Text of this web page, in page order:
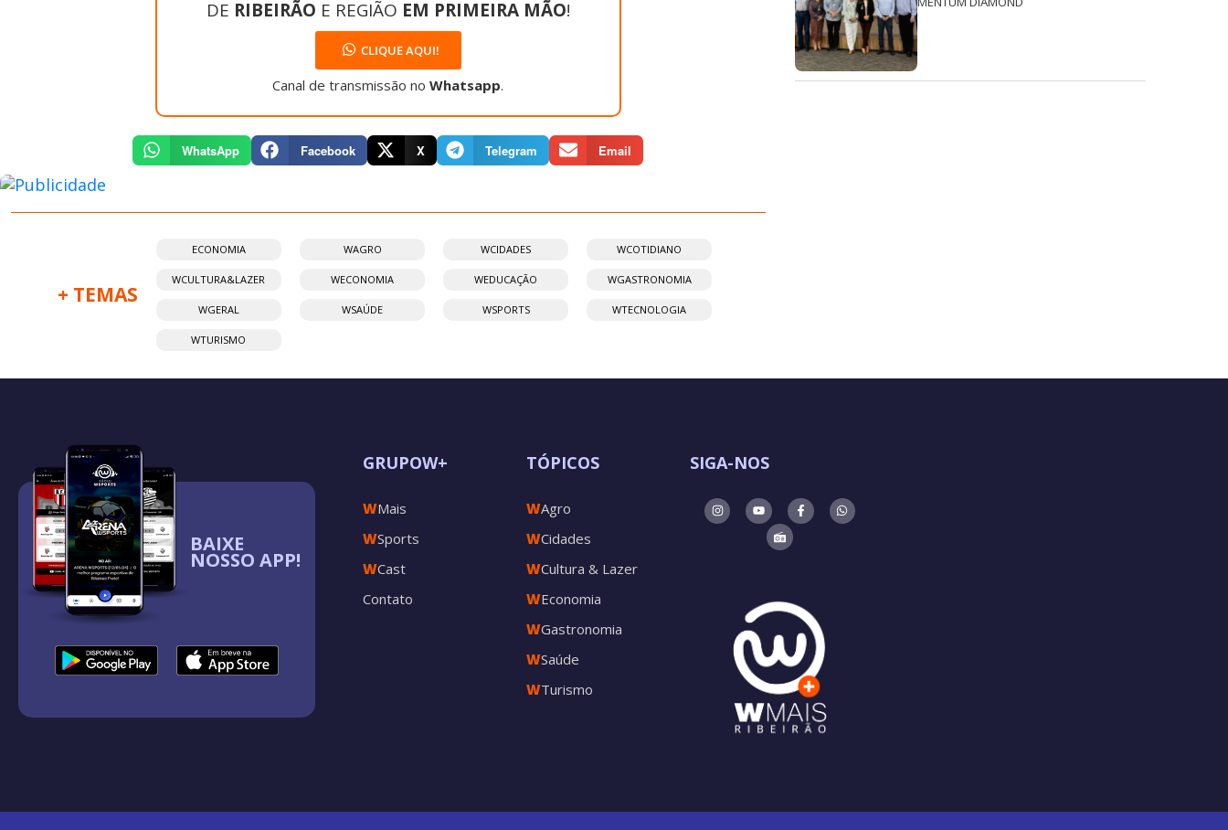
DE RIBEIRÃO E REGIÃO EM PRIMEIRA MÃO!
CLIQUE AQUI!
Canal de transmissão noWhatsapp.
WhatsApp Facebook X Telegram Email
+ TEMAS
ECONOMIA WAGRO WCIDADES WCOTIDIANO
WCULTURA&LAZER WECONOMIA WEDUCAÇÃO WGASTRONOMIA
WGERAL WSAÚDE WSPORTS WTECNOLOGIA
WTURISMO
BAIXE
NOSSO APP!
GRUPOW+
WMais
WSports
WCast
Contato
TÓPICOS
WAgro
WCidades
WCultura & Lazer
WEconomia
WGastronomia
WSaúde
WTurismo
SIGA-NOS